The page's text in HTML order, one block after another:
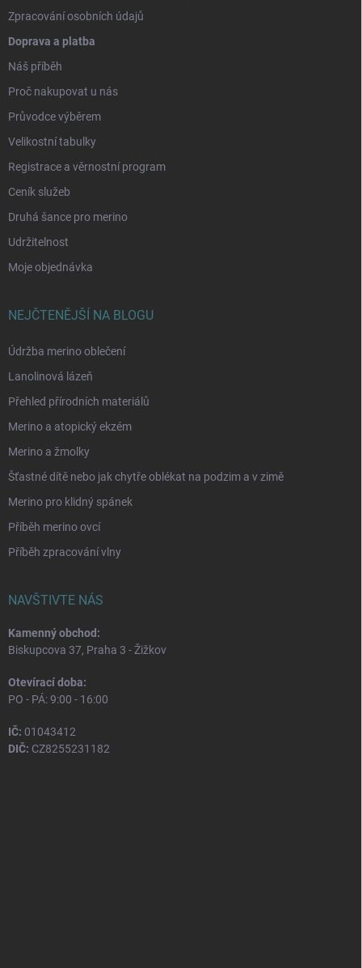
Zpracování osobních údajů
Doprava a platba
Náš příběh
Proč nakupovat u nás
Průvodce výběrem
Velikostní tabulky
Registrace a věrnostní program
Ceník služeb
Druhá šance pro merino
Udržitelnost
Moje objednávka
NEJČTENĚJŠÍ NA BLOGU
Údržba merino oblečení
Lanolinová lázeň
Přehled přírodních materiálů
Merino a atopický ekzém
Merino a žmolky
Šťastné dítě nebo jak chytře oblékat na podzim a v zimě
Merino pro klidný spánek
Příběh merino ovcí
Příběh zpracování vlny
NAVŠTIVTE NÁS
Kamenný obchod:
Biskupcova 37, Praha 3 - Žižkov
Otevírací doba:
PO - PÁ: 9:00 - 16:00
IČ: 01043412
DIČ: CZ8255231182